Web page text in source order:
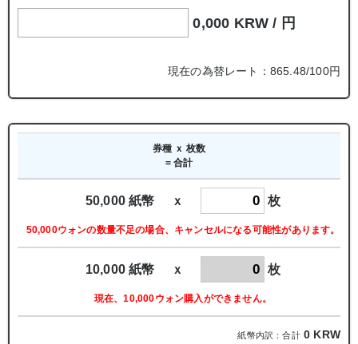
0,000 KRW / 円
現在の為替レート：865.48/100円
券種 ｘ 枚数
= 合計
50,000 紙幣 ｘ 枚
50,000ウォンの数量不足の場合、キャンセルになる可能性があります。
10,000 紙幣 ｘ 枚
現在、10,000ウォン購入ができません。
紙幣内訳：合計 0 KRW